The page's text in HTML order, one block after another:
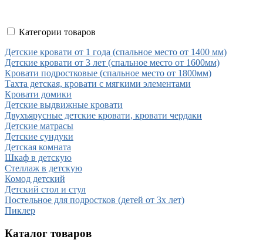
Категории товаров
Детские кровати от 1 года (спальное место от 1400 мм)
Детские кровати от 3 лет (спальное место от 1600мм)
Кровати подростковые (спальное место от 1800мм)
Тахта детская, кровати с мягкими элементами
Кровати домики
Детские выдвижные кровати
Двухъярусные детские кровати, кровати чердаки
Детские матрасы
Детские сундуки
Детская комната
Шкаф в детскую
Стеллаж в детскую
Комод детский
Детский стол и стул
Постельное для подростков (детей от 3х лет)
Пиклер
Каталог товаров